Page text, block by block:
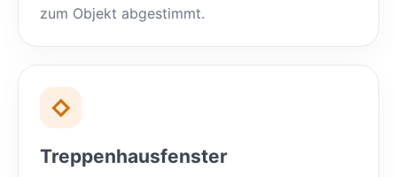
zum Objekt abgestimmt.
◇
Treppenhausfenster